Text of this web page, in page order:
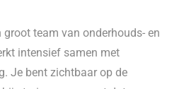
team van onderhouds- en
intensief samen met
Je bent zichtbaar op de